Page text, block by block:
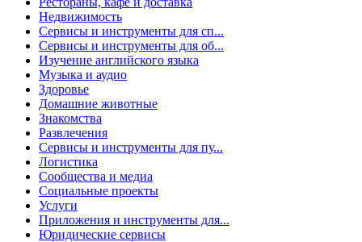
Недвижимость
Сервисы и инструменты для сп...
Сервисы и инструменты для об...
Изучение английского языка
Музыка и аудио
Здоровье
Домашние животные
Знакомства
Развлечения
Сервисы и инструменты для пу...
Логистика
Сообщества и медиа
Социальные проекты
Услуги
Приложения и инструменты для...
Юридические сервисы